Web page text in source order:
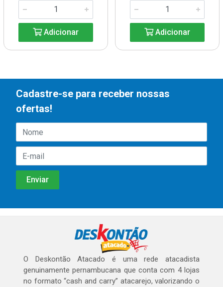
Adicionar Adicionar
Cadastre-se para receber nossas
ofertas!
O Deskontão Atacado é uma rede atacadista
genuinamente pernambucana que conta com 4 lojas
no formato “cash and carry” atacarejo, valorizando o